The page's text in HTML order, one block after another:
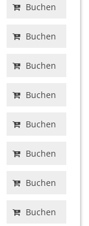
Buchen
Buchen
Buchen
Buchen
Buchen
Buchen
Buchen
Buchen